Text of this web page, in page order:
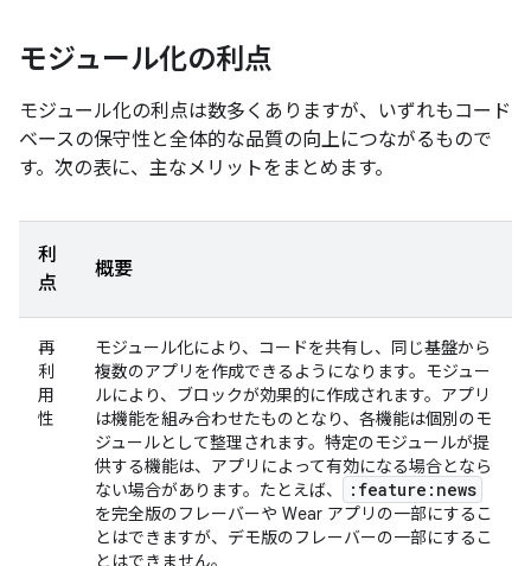
モジュール化の利点
モジュール化の利点は数多くありますが、いずれもコード
ベースの保守性と全体的な品質の向上につながるもので
す。次の表に、主なメリットをまとめます。
利
点
概要
再
利
用
性
モジュール化により、コードを共有し、同じ基盤から
複数のアプリを作成できるようになります。モジュー
ルにより、ブロックが効果的に作成されます。アプリ
は機能を組み合わせたものとなり、各機能は個別のモ
ジュールとして整理されます。特定のモジュールが提
供する機能は、アプリによって有効になる場合となら
ない場合があります。たとえば、
:feature:news
を完全版のフレーバーや Wear アプリの一部にするこ
とはできますが、デモ版のフレーバーの一部にするこ
とはできません。